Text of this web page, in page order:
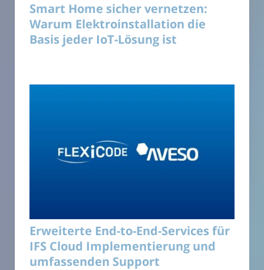
Smart Home sicher vernetzen:
Warum Elektroinstallation die
Basis jeder IoT-Lösung ist
Erweiterte End-to-End-Services für
IFS Cloud Implementierung und
umfassenden Support